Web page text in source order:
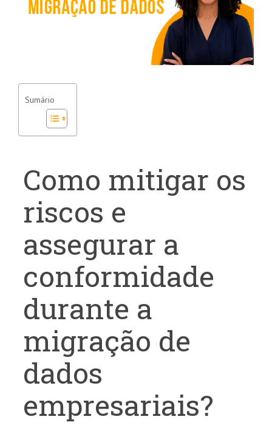
Sumário
Como mitigar os
riscos e
assegurar a
conformidade
durante a
migração de
dados
empresariais?